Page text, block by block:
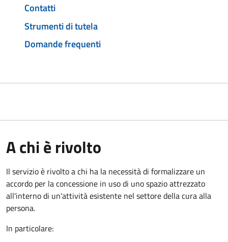
Contatti
Strumenti di tutela
Domande frequenti
A chi è rivolto
Il servizio è rivolto a chi ha la necessità di formalizzare un
accordo per la concessione in uso di uno spazio attrezzato
all'interno di un'attività esistente nel settore della cura alla
persona.
In particolare: